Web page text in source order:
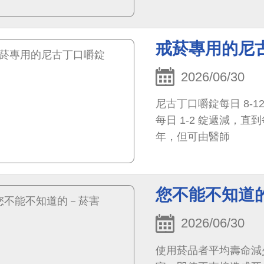
戒菸專用的尼
2026/06/30
尼古丁口嚼錠每日 8-
每日 1-2 錠遞減，直
年，但可由醫師
您不能不知道
2026/06/30
使用菸品者平均壽命